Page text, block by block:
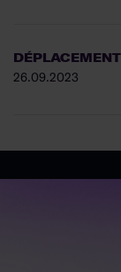
26.09.2023